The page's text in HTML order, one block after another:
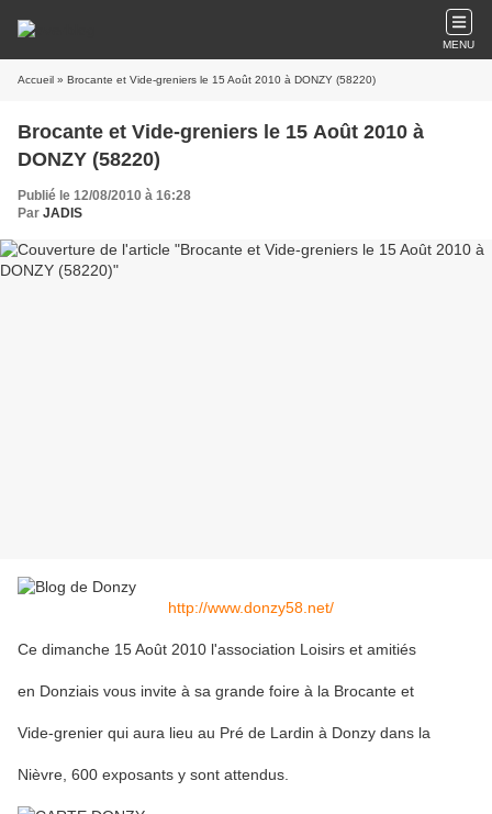
MENU
Accueil » Brocante et Vide-greniers le 15 Août 2010 à DONZY (58220)
Brocante et Vide-greniers le 15 Août 2010 à
DONZY (58220)
Publié le 12/08/2010 à 16:28
Par JADIS
http://www.donzy58.net/
Ce dimanche 15 Août 2010 l'association Loisirs et amitiés
en Donziais vous invite à sa grande foire à la Brocante et
Vide-grenier qui aura lieu au Pré de Lardin à Donzy dans la
Nièvre, 600 exposants y sont attendus.